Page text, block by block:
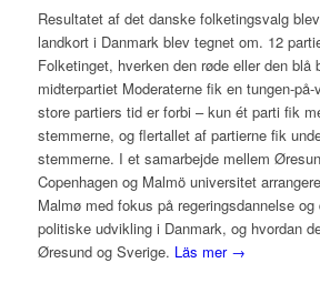
Resultatet af det danske folketingsvalg
landkort i Danmark blev tegnet om. 12
Folketinget, hverken den røde eller den
midterpartiet Moderaterne fik en tungen-
store partiers tid er forbi – kun ét parti fik
stemmerne, og flertallet af partierne fik
stemmerne. I et samarbejde mellem
Copenhagen og Malmö universitet
Malmø med fokus på regeringsdannelse og
politiske udvikling i Danmark, og hvordan
Øresund og Sverige. Läs mer →